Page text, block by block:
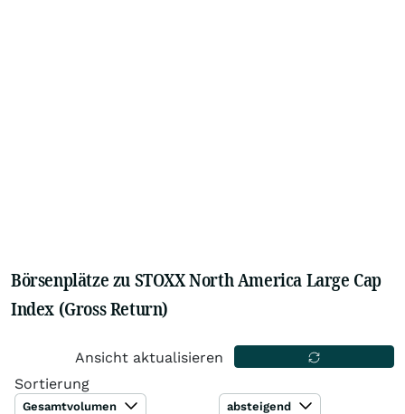
Börsenplätze zu STOXX North America Large Cap
Index (Gross Return)
Ansicht aktualisieren
Sortierung
Gesamtvolumen absteigend